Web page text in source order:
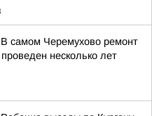
самом Черемухово ремонт
несколько лет